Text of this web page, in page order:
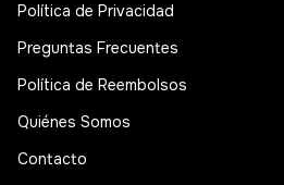
Política de Privacidad
Preguntas Frecuentes
Política de Reembolsos
Quiénes Somos
Contacto